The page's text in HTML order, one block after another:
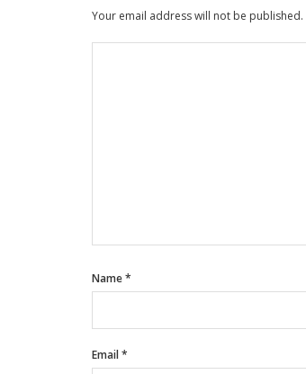
Your email address will not be published.
Name*
Email*